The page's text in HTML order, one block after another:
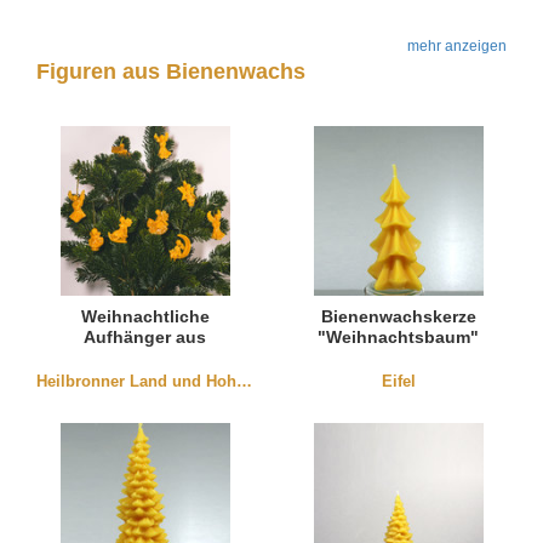
mehr anzeigen
Figuren aus Bienenwachs
Weihnachtliche
Aufhänger aus
Heilbronner Land und Hohenlohe
Bienenwachskerze
"Weihnachtsbaum"
Eifel